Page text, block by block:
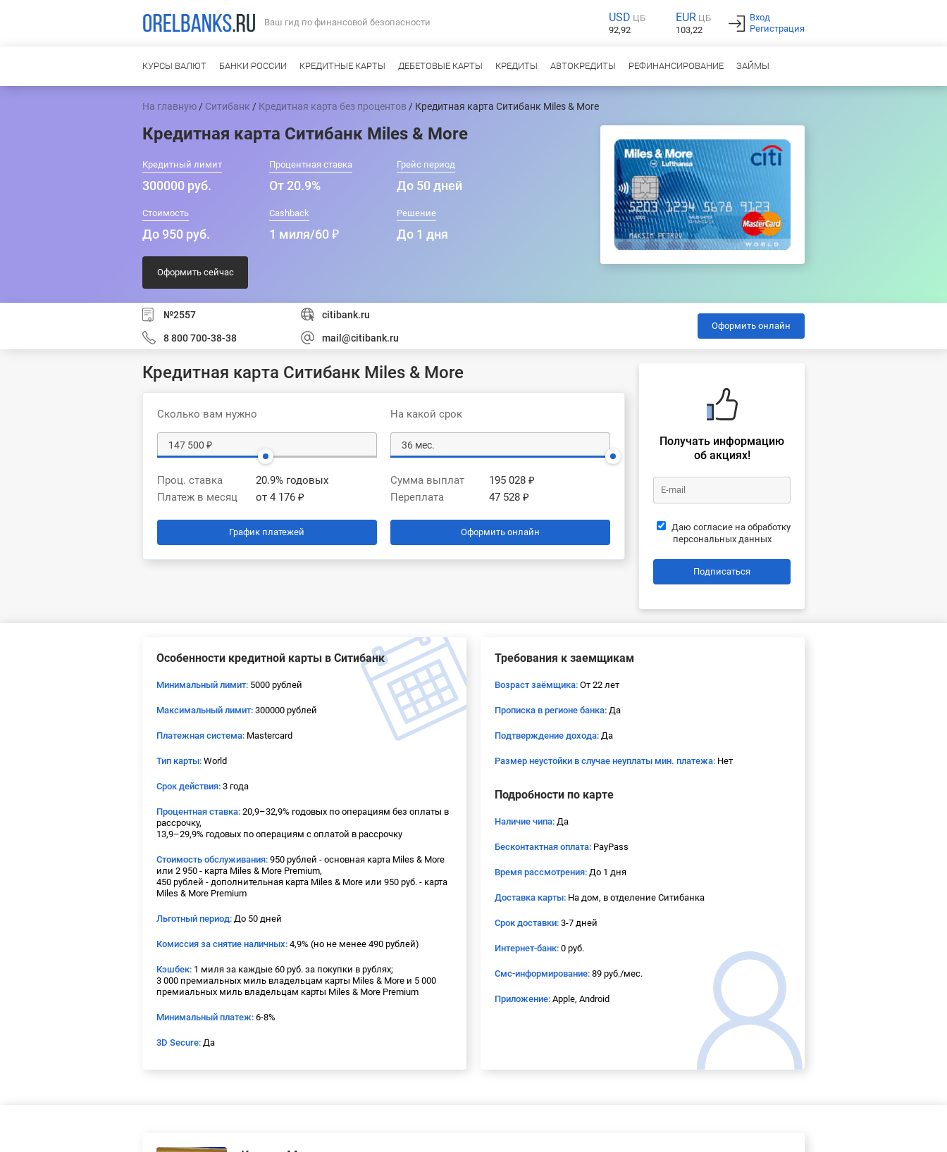
Ваш гид по финансовой безопасности USD ЦБ
92,92
EUR ЦБ
103,22
Вход
Регистрация
КУРСЫ ВАЛЮТ БАНКИ РОССИИ КРЕДИТНЫЕ КАРТЫ ДЕБЕТОВЫЕ КАРТЫ КРЕДИТЫ АВТОКРЕДИТЫ РЕФИНАНСИРОВАНИЕ ЗАЙМЫ
На главную / Ситибанк / Кредитная карта без процентов / Кредитная карта Ситибанк Miles & More
Кредитная карта Ситибанк Miles & More
Кредитный лимит
300000 руб.
Процентная ставка
От 20.9%
Грейс период
До 50 дней
Стоимость
До 950 руб.
Cashback
1 миля/60 ₽
Решение
До 1 дня
Оформить сейчас
№2557 citibank.ru
8 800 700-38-38 mail@citibank.ru
Оформить онлайн
Кредитная карта Ситибанк Miles & More
Сколько вам нужно На какой срок
Проц. ставка
20.9% годовых
Платеж в месяц
от 4 176 ₽
Сумма выплат
195 028 ₽
Переплата
47 528 ₽
График платежей Оформить онлайн
Получать информацию
об акциях!
Даю согласие на обработку
персональных данных
Подписаться
Особенности кредитной карты в Ситибанк
Минимальный лимит: 5000 рублей
Максимальный лимит: 300000 рублей
Платежная система: Mastercard
Тип карты: World
Срок действия: 3 года
Процентная ставка: 20,9–32,9% годовых по операциям без оплаты в
рассрочку,
13,9–29,9% годовых по операциям с оплатой в рассрочку
Стоимость обслуживания: 950 рублей - основная карта Miles & More
или 2 950 - карта Miles & More Premium,
450 рублей - дополнительная карта Miles & More или 950 руб. - карта
Miles & More Premium
Льготный период: До 50 дней
Комиссия за снятие наличных: 4,9% (но не менее 490 рублей)
Кэшбек: 1 миля за каждые 60 руб. за покупки в рублях;
3 000 премиальных миль владельцам карты Miles & More и 5 000
премиальных миль владельцам карты Miles & More Premium
Минимальный платеж: 6-8%
3D Secure: Да
Требования к заемщикам
Возраст заёмщика: От 22 лет
Прописка в регионе банка: Да
Подтверждение дохода: Да
Размер неустойки в случае неуплаты мин. платежа: Нет
Подробности по карте
Наличие чипа: Да
Бесконтактная оплата: PayPass
Время рассмотрения: До 1 дня
Доставка карты: На дом, в отделение Ситибанка
Срок доставки: 3-7 дней
Интернет-банк: 0 руб.
Смс-информирование: 89 руб./мес.
Приложение: Apple, Android